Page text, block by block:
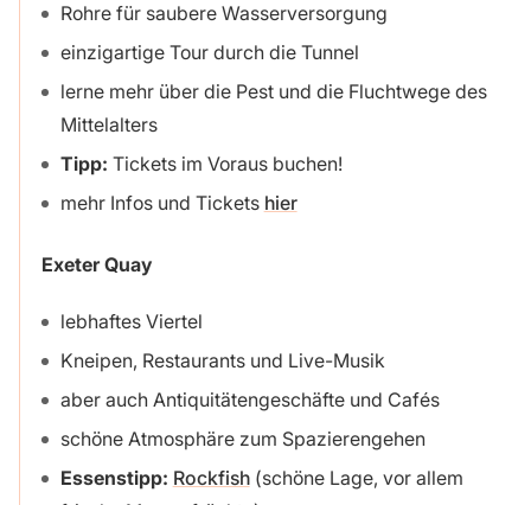
Rohre für saubere Wasserversorgung
einzigartige Tour durch die Tunnel
lerne mehr über die Pest und die Fluchtwege des
Mittelalters
Tipp: Tickets im Voraus buchen!
mehr Infos und Tickets hier
Exeter Quay
lebhaftes Viertel
Kneipen, Restaurants und Live-Musik
aber auch Antiquitätengeschäfte und Cafés
schöne Atmosphäre zum Spazierengehen
Essenstipp: Rockfish(schöne Lage, vor allem